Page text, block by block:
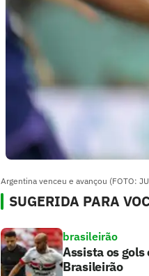
Argentina venceu e avançou (FOTO:
SUGERIDA PARA
brasileirão
Assista os
Brasileirão